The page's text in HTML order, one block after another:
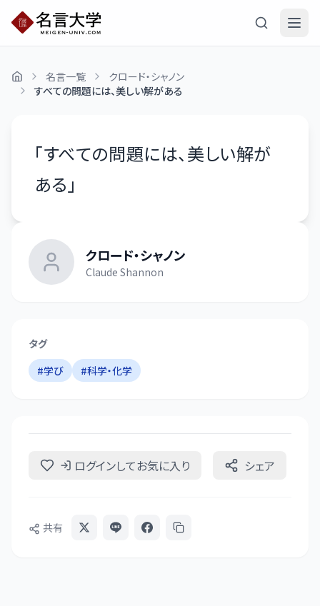
名言一覧
クロード・シャノン
すべての問題には、美しい解がある
「すべての問題には、美しい解が
ある 」
クロード・シャノン
Claude Shannon
タグ
#学び #科学・化学
ログインしてお気に入り シェア
共有